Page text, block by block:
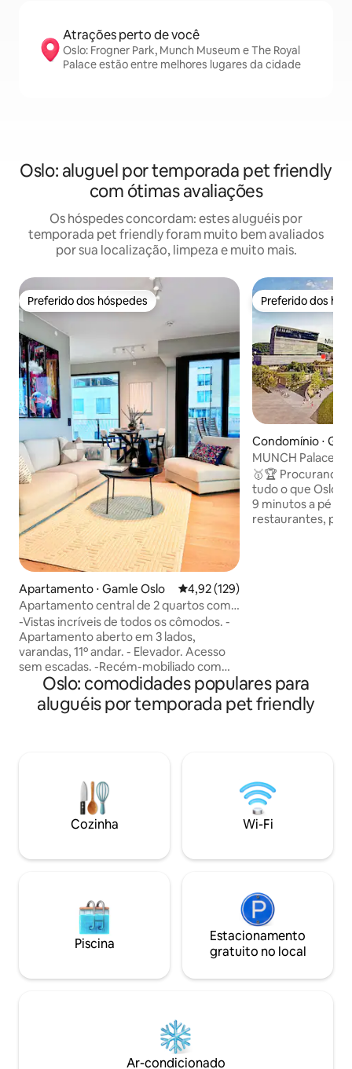
Atrações perto de você
Oslo: Frogner Park, Munch Museum e The Royal
Palace estão entre melhores lugares da cidade
Oslo: aluguel por temporada pet friendly
com ótimas avaliações
Os hóspedes concordam: estes aluguéis por
temporada pet friendly foram muito bem avaliados
por sua localização, limpeza e muito mais.
Preferido dos hóspedes
Preferido dos hóspedes
Apartamento ⋅ Gamle Oslo 4,92 de uma avaliação média de
4,92 (129)
Apartamento central de 2 quartos com
alto padrão, vistas e estacionamento
-Vistas incríveis de todos os cômodos. -
Apartamento aberto em 3 lados,
varandas, 11º andar. - Elevador. Acesso
sem escadas. -Recém-mobiliado com
móveis e comodidades escandinavas de
alta qualidade. - Paredes externas,
portas e janelas com isolamento
exercícios e mercearia no mesmo
edifício. - Perto de pontos turísticos
como a Ópera, Munch, etc. - Múltiplas
opções de refeições próximas. -
com fácil acesso ao elevador.
Preferido dos
Preferido dos
Condomínio ⋅
MUNCH Palace
Central
🥇🏆 Procurando
tudo o que Oslo
9 minutos a pé
restaurantes,
aconchegante,
localizada.
cidade
Oslo: comodidades populares para
aluguéis por temporada pet friendly
Cozinha Wi-Fi
Piscina
Estacionamento
gratuito no local
Ar-condicionado